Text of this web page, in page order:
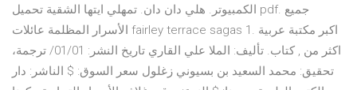
الكمبيوتر. هلي دان دان. تمهلي ايتها الشقية تحميل pdf. جميع
الأسرار المظلمة عائلات fairley terrace sagas 1. اكبر مكتبة عربية
اكثر من , كتاب. تأليف: الملا علي القاري تاريخ النشر: 01/01/ ترجمة،
تحقيق: محمد السعيد بن بسيوني زغلول سعر السوق: $ الناشر: دار